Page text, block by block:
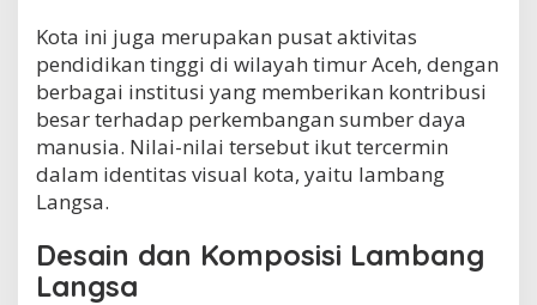
Kota ini juga merupakan pusat aktivitas
pendidikan tinggi di wilayah timur Aceh, dengan
berbagai institusi yang memberikan kontribusi
besar terhadap perkembangan sumber daya
manusia. Nilai-nilai tersebut ikut tercermin
dalam identitas visual kota, yaitu lambang
Langsa.
Desain dan Komposisi Lambang
Langsa